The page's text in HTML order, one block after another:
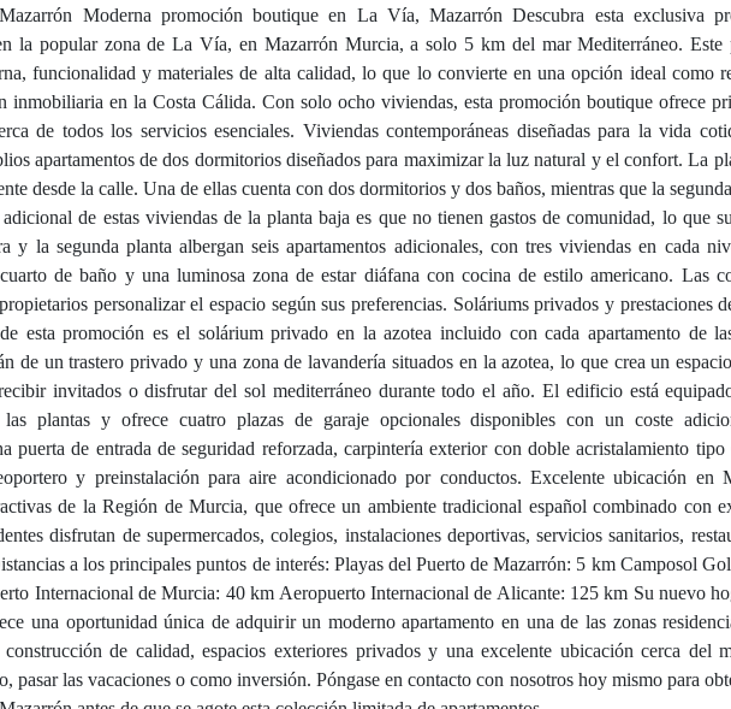
Moderna promoción boutique en La Vía, Mazarrón Descubra esta exclusiva
la popular zona de La Vía, en Mazarrón Murcia, a solo 5 km del mar Mediterráneo. Este
funcionalidad y materiales de alta calidad, lo que lo convierte en una opción ideal como
inmobiliaria en la Costa Cálida. Con solo ocho viviendas, esta promoción boutique ofrece
de todos los servicios esenciales. Viviendas contemporáneas diseñadas para la vida
apartamentos de dos dormitorios diseñados para maximizar la luz natural y el confort. La
desde la calle. Una de ellas cuenta con dos dormitorios y dos baños, mientras que la
de estas viviendas de la planta baja es que no tienen gastos de comunidad, lo que
la segunda planta albergan seis apartamentos adicionales, con tres viviendas en cada
de baño y una luminosa zona de estar diáfana con cocina de estilo americano. Las
personalizar el espacio según sus preferencias. Soláriums privados y prestaciones
esta promoción es el solárium privado en la azotea incluido con cada apartamento de
de un trastero privado y una zona de lavandería situados en la azotea, lo que crea un
invitados o disfrutar del sol mediterráneo durante todo el año. El edificio está
plantas y ofrece cuatro plazas de garaje opcionales disponibles con un coste
puerta de entrada de seguridad reforzada, carpintería exterior con doble acristalamiento
y preinstalación para aire acondicionado por conductos. Excelente ubicación en
de la Región de Murcia, que ofrece un ambiente tradicional español combinado con
disfrutan de supermercados, colegios, instalaciones deportivas, servicios sanitarios,
a los principales puntos de interés: Playas del Puerto de Mazarrón: 5 km Camposol
Internacional de Murcia: 40 km Aeropuerto Internacional de Alicante: 125 km Su nuevo
una oportunidad única de adquirir un moderno apartamento en una de las zonas
de calidad, espacios exteriores privados y una excelente ubicación cerca del
pasar las vacaciones o como inversión. Póngase en contacto con nosotros hoy mismo para